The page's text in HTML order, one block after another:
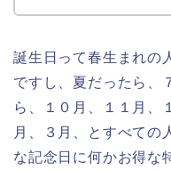
誕生日って春生まれの
ですし、夏だったら、
ら、１０月、１１月、
月、３月、とすべての
な記念日に何かお得な